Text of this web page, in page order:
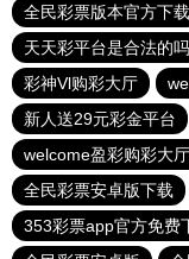
全民彩票版本官方下载
天天彩平台是合法的吗
彩神Vl购彩大厅
新人送29元彩金平台
welcome盈彩购彩大
全民彩票安卓版下载
353彩票app官方免费